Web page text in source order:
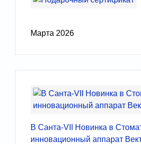
Марта 2026
В Санта-VII Новинка в
инновационный аппарат